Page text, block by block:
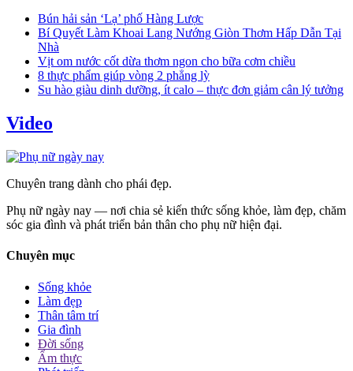
Bún hải sản ‘Lạ’ phố Hàng Lược
Bí Quyết Làm Khoai Lang Nướng Giòn Thơm Hấp Dẫn Tại
Nhà
Vịt om nước cốt dừa thơm ngon cho bữa cơm chiều
8 thực phẩm giúp vòng 2 phẳng lỳ
Su hào giàu dinh dưỡng, ít calo – thực đơn giảm cân lý tưởng
Video
Chuyên trang dành cho phái đẹp.
Phụ nữ ngày nay — nơi chia sẻ kiến thức sống khỏe, làm đẹp, chăm
sóc gia đình và phát triển bản thân cho phụ nữ hiện đại.
Chuyên mục
Sống khỏe
Làm đẹp
Thân tâm trí
Gia đình
Đời sống
Ẩm thực